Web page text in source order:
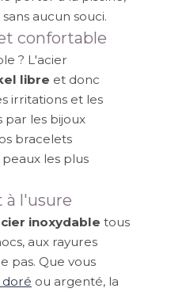
aucun souci.
confortable
? L'acier
libre et donc
irritations et les
par les bijoux
bracelets
les plus
à l'usure
inoxydable tous
aux rayures
pas. Que vous
ou argenté, la